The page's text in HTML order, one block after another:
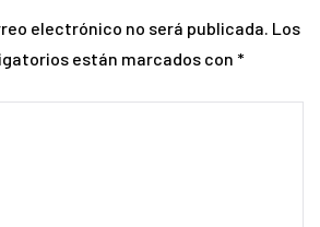
electrónico no será publicada. Los
están marcados con *